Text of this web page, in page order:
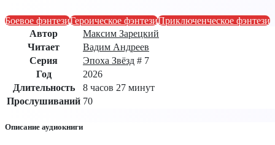
Боевое фэнтезиГероическое фэнтезиПриключенческое фэнтези
Автор
Максим Зарецкий
Читает
Вадим Андреев
Серия
Эпоха Звёзд # 7
Год
2026
Длительность
8 часов 27 минут
Прослушиваний 70
Описание аудиокниги